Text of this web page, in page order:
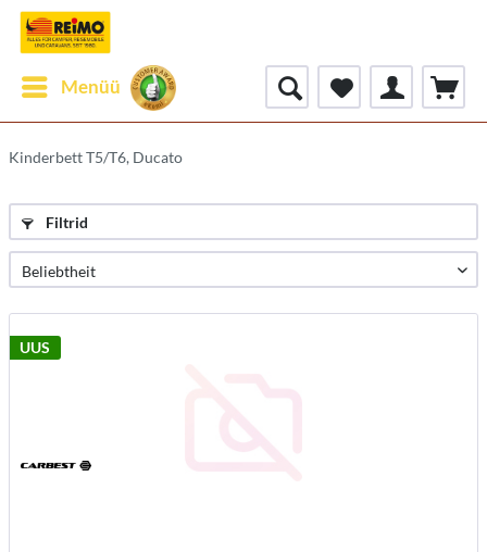
Menüü
Kinderbett T5/T6, Ducato
Filtrid
UUS